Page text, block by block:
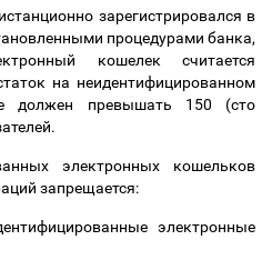
зарегистрировался в
процедурами банка,
кошелек считается
на неидентифицированном
должен превышать 150 (сто
электронных кошельков
запрещается:
электронные